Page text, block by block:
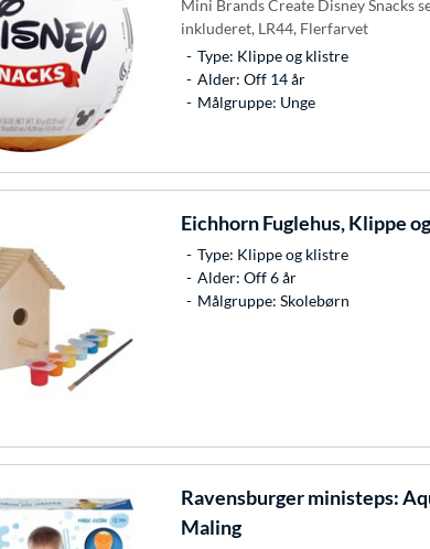
Mini Brands Create Disney Snacks
inkluderet, LR44, Flerfarvet
Type: Klippe og klistre
Alder: Off 14 år
Målgruppe: Unge
EichhornFuglehus, Klippe
Type: Klippe og klistre
Alder: Off 6 år
Målgruppe: Skolebørn
Ravensburgerministeps:
Maling